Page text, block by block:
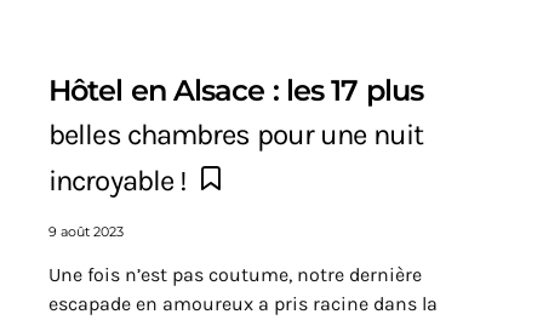
Hôtel en Alsace : les 17 plus
belles chambres pour une nuit
incroyable !
9 août 2023
Une fois n’est pas coutume, notre dernière
escapade en amoureux a pris racine dans la